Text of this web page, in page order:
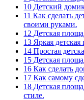
10 Детский
11 Как сделать
своими руками.
12 Детская
13 Яркая
14 Простая
15 Детская
16 Как сделать
17 Как самому
18 Детская
стиле.